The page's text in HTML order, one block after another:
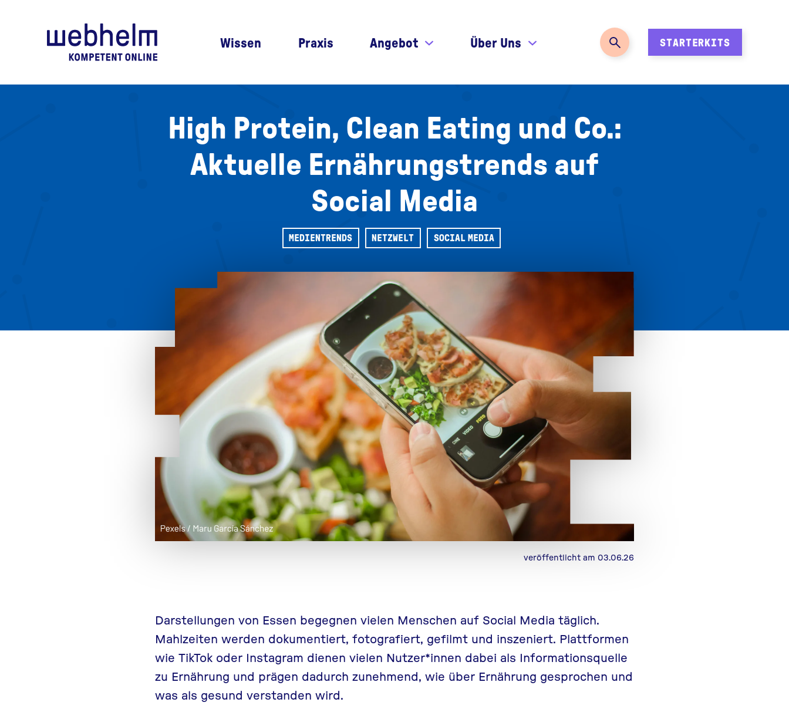
Wissen Praxis Angebot Über Uns STARTERKITS
High Protein, Clean Eating und Co.:
Aktuelle Ernährungstrends auf
Social Media
MEDIENTRENDS NETZWELT SOCIAL MEDIA
veröffentlicht am 03.06.26
Darstellungen von Essen begegnen vielen Menschen auf Social Media täglich.
Mahlzeiten werden dokumentiert, fotografiert, gefilmt und inszeniert. Plattformen
wie TikTok oder Instagram dienen vielen Nutzer*innen dabei als Informationsquelle
zu Ernährung und prägen dadurch zunehmend, wie über Ernährung gesprochen und
was als gesund verstanden wird.